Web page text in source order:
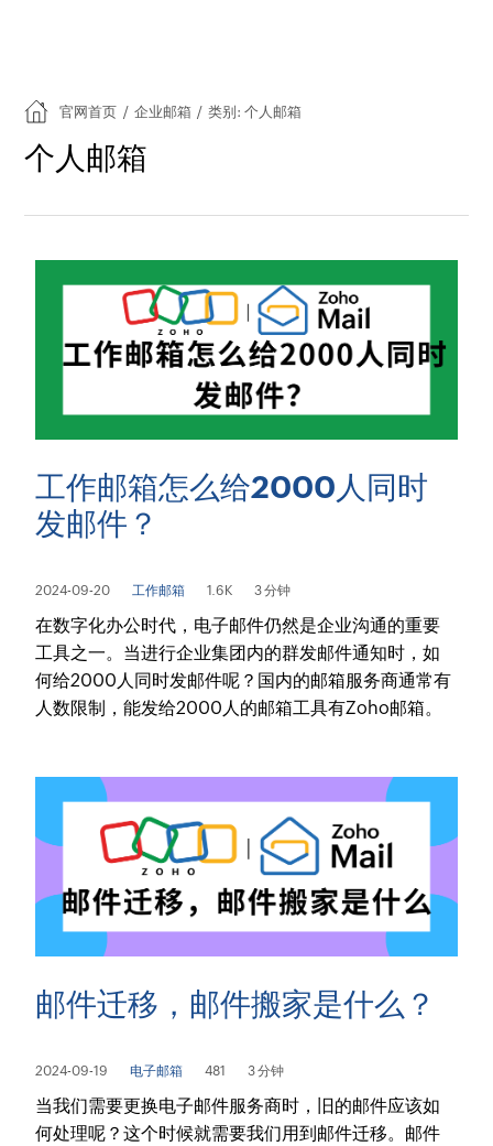
官网首页 / 企业邮箱 / 类别: 个人邮箱
个人邮箱
工作邮箱怎么给2000人同时
发邮件？
2024-09-20 工作邮箱 1.6K 3 分钟
在数字化办公时代，电子邮件仍然是企业沟通的重要
工具之一。当进行企业集团内的群发邮件通知时，如
何给2000人同时发邮件呢？国内的邮箱服务商通常有
人数限制，能发给2000人的邮箱工具有Zoho邮箱。
邮件迁移，邮件搬家是什么？
2024-09-19 电子邮箱 481 3 分钟
当我们需要更换电子邮件服务商时，旧的邮件应该如
何处理呢？这个时候就需要我们用到邮件迁移。邮件